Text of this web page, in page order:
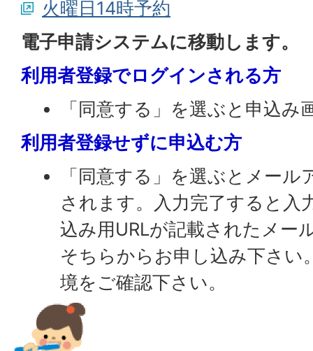
火曜日14時予約
電子申請システムに移動します。
利用者登録でログインされる方
「同意する」を選ぶと申込
利用者登録せずに申込む方
「同意する」を選ぶとメー
されます。入力完了すると入
込み用URLが記載されたメー
そちらからお申し込み下さい
境をご確認下さい。